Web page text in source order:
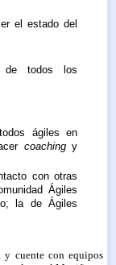
el estado del
de todos los
ágiles en
coachingy
con otras
Ágiles
la de Ágiles
y cuente con equipos